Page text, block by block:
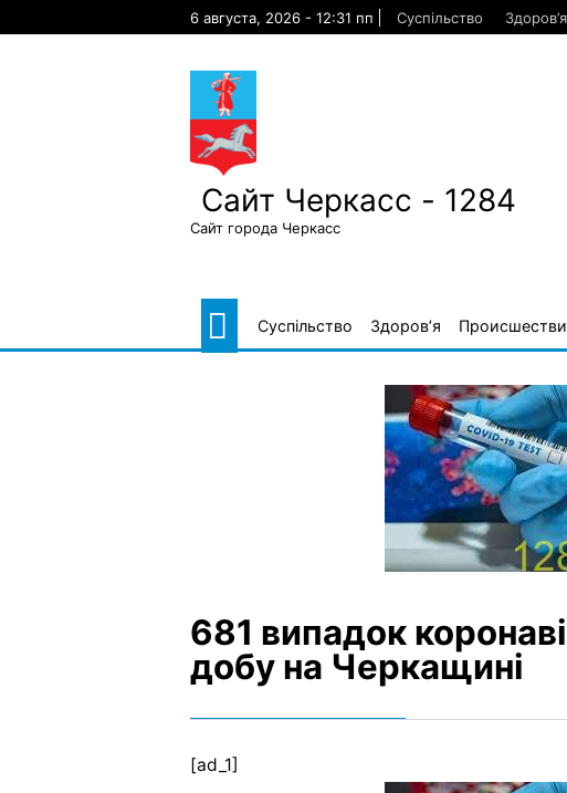
6 августа, 2026 - 12:31 пп Суспільство Здоров’я
Сайт Черкасс - 1284
Сайт города Черкасс
Суспільство Здоров’я
681 випадок
добу на Черкащині
[ad_1]